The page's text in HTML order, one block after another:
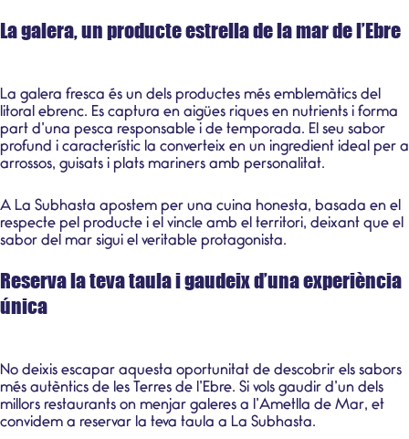
La galera, un producte estrella de la mar de l’Ebre
La galera fresca és un dels productes més emblemàtics del
litoral ebrenc. Es captura en aigües riques en nutrients i forma
part d’una pesca responsable i de temporada. El seu sabor
profund i característic la converteix en un ingredient ideal per a
arrossos, guisats i plats mariners amb personalitat.
A La Subhasta apostem per una cuina honesta, basada en el
respecte pel producte i el vincle amb el territori, deixant que el
sabor del mar sigui el veritable protagonista.
Reserva la teva taula i gaudeix d’una experiència
única
No deixis escapar aquesta oportunitat de descobrir els sabors
més autèntics de les Terres de l’Ebre. Si vols gaudir d’un dels
millors restaurants on menjar galeres a l’Ametlla de Mar, et
convidem a reservar la teva taula a La Subhasta.